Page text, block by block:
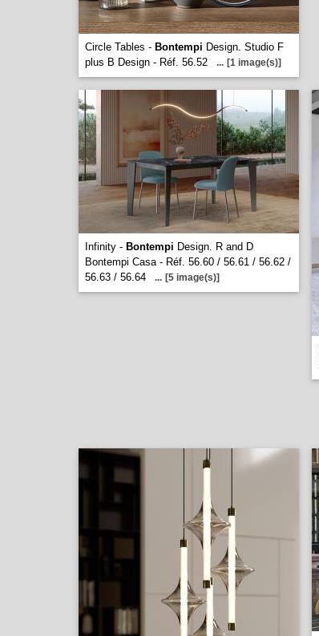
Circle Tables - Bontempi Design. Studio F
plus B Design - Réf. 56.52
... [1 image(s)]
Infinity - Bontempi Design. R and D
Bontempi Casa - Réf. 56.60 / 56.61 / 56.62 /
56.63 / 56.64
... [5 image(s)]